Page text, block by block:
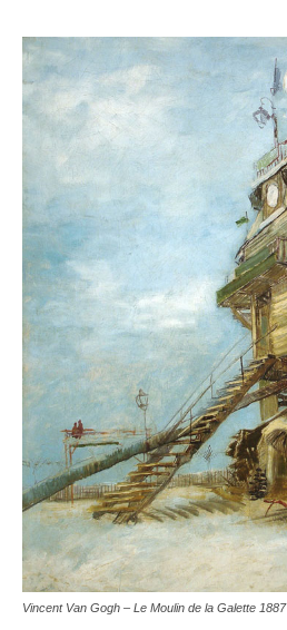
Vincent Van Gogh – Le Moulin de la Galette 1887